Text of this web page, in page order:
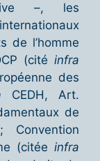
–, les
de l’homme
(cité infra
des
CEDH, Art.
de
Convention
(citée infra